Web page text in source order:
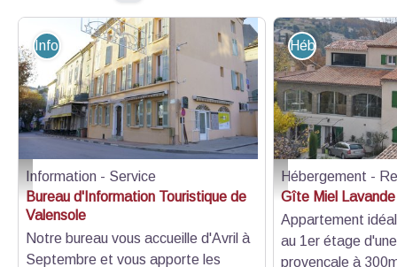
Bureau d'Information Touristique de Valensole - DR OTC DLVA
Information - Service
Information - Service
Bureau d'Information Touristique de
Valensole
Notre bureau vous accueille d'Avril à
Septembre et vous apporte les
Vue générale - DR
Hébergement -
Hébergement -
Gîte Miel
Appartement
au 1er étage
provençale à